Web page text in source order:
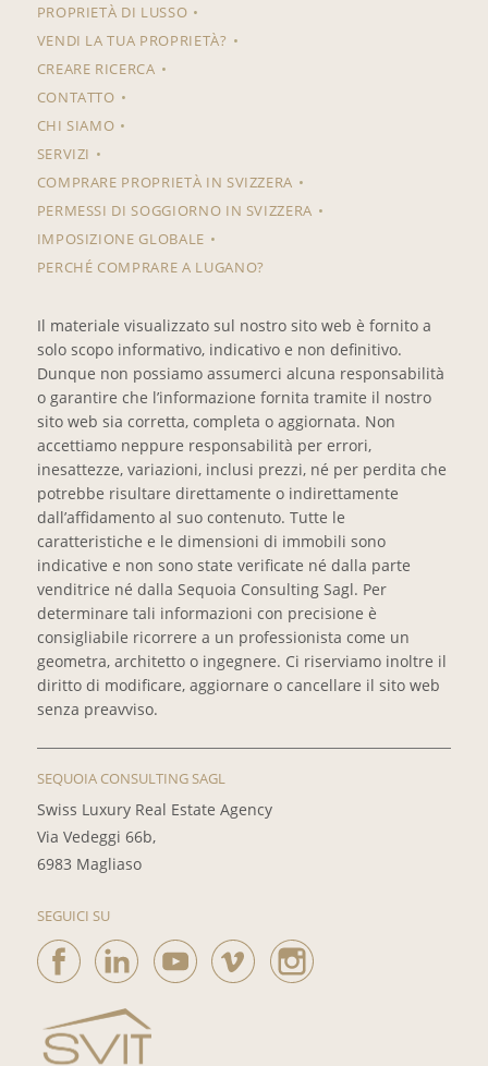
PROPRIETÀ DI LUSSO
VENDI LA TUA PROPRIETÀ?
CREARE RICERCA
CONTATTO
CHI SIAMO
SERVIZI
COMPRARE PROPRIETÀ IN SVIZZERA
PERMESSI DI SOGGIORNO IN SVIZZERA
IMPOSIZIONE GLOBALE
PERCHÉ COMPRARE A LUGANO?
Il materiale visualizzato sul nostro sito web è fornito a
solo scopo informativo, indicativo e non definitivo.
Dunque non possiamo assumerci alcuna responsabilità
o garantire che l’informazione fornita tramite il nostro
sito web sia corretta, completa o aggiornata. Non
accettiamo neppure responsabilità per errori,
inesattezze, variazioni, inclusi prezzi, né per perdita che
potrebbe risultare direttamente o indirettamente
dall’affidamento al suo contenuto. Tutte le
caratteristiche e le dimensioni di immobili sono
indicative e non sono state verificate né dalla parte
venditrice né dalla Sequoia Consulting Sagl. Per
determinare tali informazioni con precisione è
consigliabile ricorrere a un professionista come un
geometra, architetto o ingegnere. Ci riserviamo inoltre il
diritto di modificare, aggiornare o cancellare il sito web
senza preavviso.
SEQUOIA CONSULTING SAGL
Swiss Luxury Real Estate Agency
Via Vedeggi 66b,
6983 Magliaso
SEGUICI SU